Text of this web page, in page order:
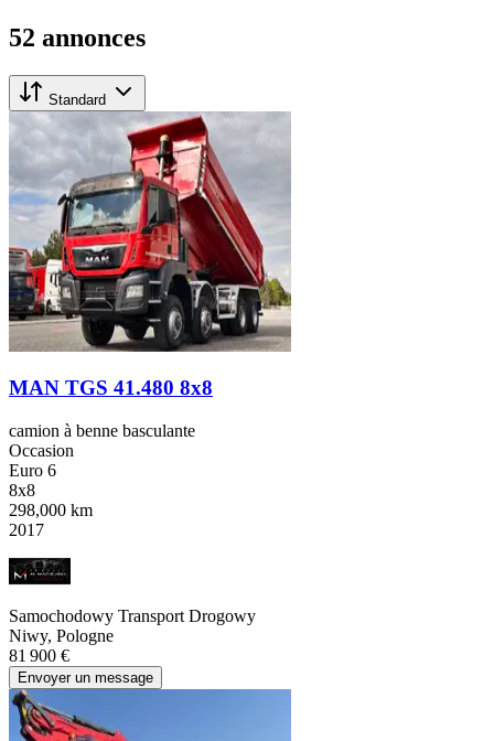
52 annonces
Standard
MAN TGS 41.480 8x8
camion à benne basculante
Occasion
Euro 6
8x8
298,000 km
2017
Samochodowy Transport Drogowy
Niwy, Pologne
81 900 €
Envoyer un message